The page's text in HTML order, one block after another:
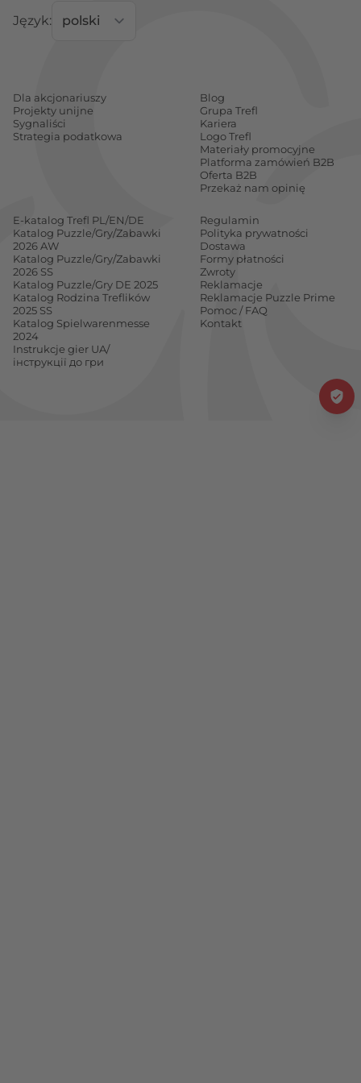
prezent i dołącz do grona zadowolonych klientów
Język:
Dla akcjonariuszy
Projekty unijne
Sygnaliści
Strategia podatkowa
Blog
Grupa Trefl
Kariera
Logo Trefl
Materiały promocyjne
Platforma zamówień B2B
Oferta B2B
Przekaż nam opinię
E-katalog Trefl PL/EN/DE
Katalog Puzzle/Gry/Zabawki
2026 AW
Katalog Puzzle/Gry/Zabawki
2026 SS
Katalog Puzzle/Gry DE 2025
Katalog Rodzina Treflików
2025 SS
Katalog Spielwarenmesse
2024
Instrukcje gier UA/
інструкції до гри
Regulamin
Polityka prywatności
Dostawa
Formy płatności
Zwroty
Reklamacje
Reklamacje Puzzle Prime
Pomoc / FAQ
Kontakt